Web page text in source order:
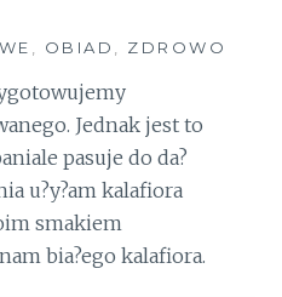
, OBIAD , ZDROWO
Jednak jest to
pasuje do da?
u?y?am kalafiora
smakiem
bia?ego kalafiora.